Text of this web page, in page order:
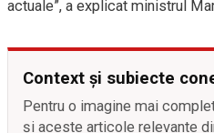
actuale”, a explicat ministrul
Context și subiecte
Pentru o imagine mai
și aceste articole relevante